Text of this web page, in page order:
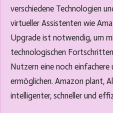
verschiedene Technologien
virtueller Assistenten wie
Upgrade ist notwendig, um
technologischen
Nutzern eine noch
ermöglichen. Amazon plant,
intelligenter, schneller und